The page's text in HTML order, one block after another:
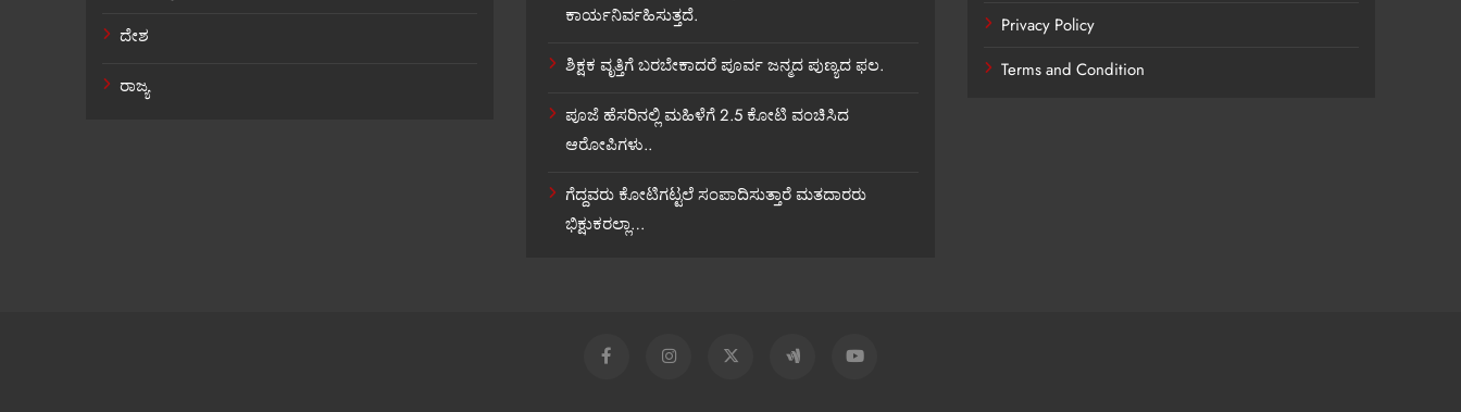
ದೇಶ
ರಾಜ್ಯ
ಕಾರ್ಯನಿರ್ವಹಿಸುತ್ತದೆ.
ಶಿಕ್ಷಕ ವೃತ್ತಿಗೆ ಬರಬೇಕಾದರೆ ಪೂರ್ವ ಜನ್ಮದ ಪುಣ್ಯದ ಫಲ.
ಪೂಜೆ ಹೆಸರಿನಲ್ಲಿ ಮಹಿಳೆಗೆ 2.5 ಕೋಟಿ ವಂಚಿಸಿದ
ಆರೋಪಿಗಳು..
ಗೆದ್ದವರು ಕೋಟಿಗಟ್ಟಲೆ ಸಂಪಾದಿಸುತ್ತಾರೆ ಮತದಾರರು
ಭಿಕ್ಷುಕರಲ್ಲಾ…
Privacy Policy
Terms and Condition